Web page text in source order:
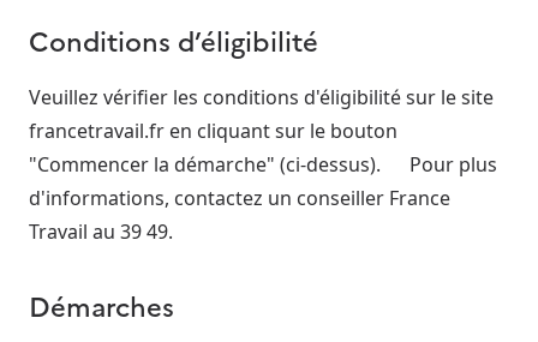
Conditions d’éligibilité
Veuillez vérifier les conditions d'éligibilité sur le site
francetravail.fr en cliquant sur le bouton
"Commencer la démarche" (ci-dessus). Pour plus
d'informations, contactez un conseiller France
Travail au 39 49.
Démarches